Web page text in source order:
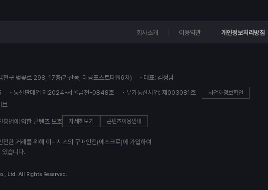
회사소개 이용약관 개인정보처리방침
구 벚꽃로 298, 17층(가산동, 대륭포스트타워6차)
대표: 김정남
통신판매업 제2024-서울금천-0848호 부가통신사업: 제003081호 사업자정보확인
브
흥법에 의한 콘텐츠 보호 자세히보기 콘텐츠이용안내
한 거래를 위해 이니시스의 구매안전(에스크로)에 가입하여
있습니다.
Ltd. All Rights Reserved.